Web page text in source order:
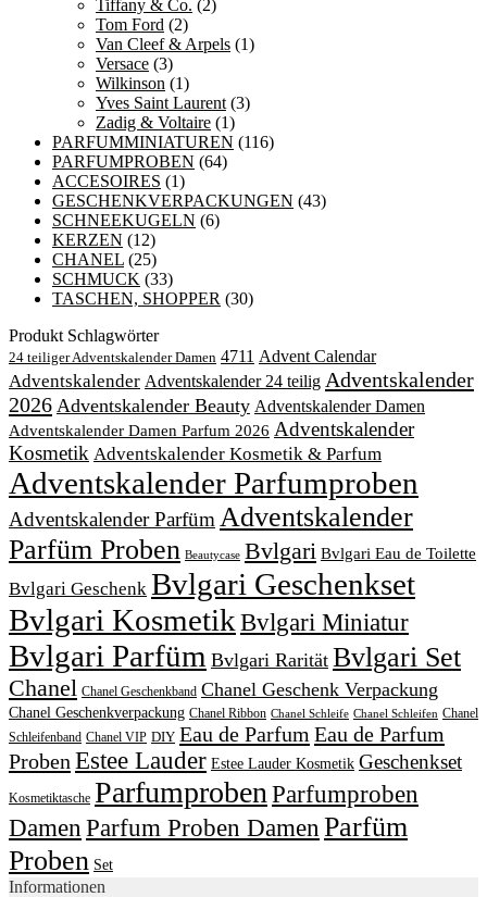
Tiffany & Co. (2)
Tom Ford (2)
Van Cleef & Arpels (1)
Versace (3)
Wilkinson (1)
Yves Saint Laurent (3)
Zadig & Voltaire (1)
PARFUMMINIATUREN (116)
PARFUMPROBEN (64)
ACCESOIRES (1)
GESCHENKVERPACKUNGEN (43)
SCHNEEKUGELN (6)
KERZEN (12)
CHANEL (25)
SCHMUCK (33)
TASCHEN, SHOPPER (30)
Produkt Schlagwörter
24 teiliger Adventskalender Damen 4711 Advent Calendar
Adventskalender Adventskalender 24 teilig Adventskalender
2026 Adventskalender Beauty Adventskalender Damen
Adventskalender Damen Parfum 2026 Adventskalender
Kosmetik Adventskalender Kosmetik & Parfum
Adventskalender Parfumproben
Adventskalender Parfüm Adventskalender
Parfüm Proben Beautycase Bvlgari Bvlgari Eau de Toilette
Bvlgari Geschenk Bvlgari Geschenkset
Bvlgari KosmetikBvlgari Miniatur
Bvlgari Parfüm Bvlgari Rarität Bvlgari Set
Chanel Chanel Geschenkband Chanel Geschenk Verpackung
Chanel Geschenkverpackung Chanel Ribbon Chanel Schleife Chanel Schleifen Chanel
Schleifenband Chanel VIP DIY Eau de Parfum Eau de Parfum
Proben Estee Lauder Estee Lauder Kosmetik Geschenkset
Kosmetiktasche Parfumproben Parfumproben
Damen Parfum Proben Damen Parfüm
Proben Set
Informationen